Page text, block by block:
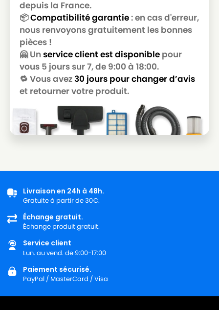
MIELE
MIELE COMPACT C2 POWERLINE
MIELE
MIELE COSMOS
MIELE
MIELE Compact C1
MIELE
MIELE ELEC 2000
MIELE
MIELE ELECTRO 2000
MIELE
MIELE ELECTRO 2200
MIELE
MIELE ELECTRONIC 1400
MIELE
MIELE EUROSTAR
MIELE
MIELE EXCELLENT
MIELE
MIELE EXCLUSIF
MIELE
MIELE EXQUISIT C
MIELE
MIELE EXQUISIT GTI
MIELE
MIELE EXQUISIT M
depuis la France.
📦Compatibilité garantie: en cas d'erreur,
nous renvoyons gratuitement les bonnes
pièces !
🤗 Un service client est disponible pour
vous 5 jours sur 7, de 9:00 à 18:00.
🔁 Vous avez30 jours pour changer d’avis
et retourner votre produit.
Livraison en 24h à 48h.
Gratuite à partir de 30€.
Échange gratuit.
Échange produit gratuit.
Service client
Lun. au vend. de 9:00-17:00
Paiement sécurisé.
PayPal / MasterCard / Visa